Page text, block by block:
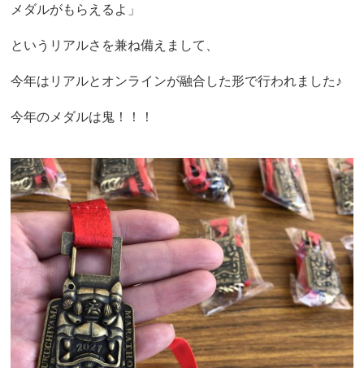
メダルがもらえるよ」
というリアルさを兼ね備えまして、
今年はリアルとオンラインが融合した形で行われました♪
今年のメダルは鬼！！！